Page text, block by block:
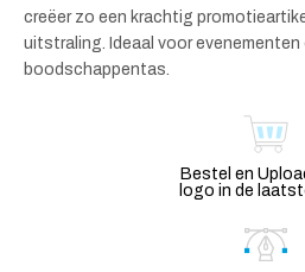
creëer zo een krachtig
uitstraling. Ideaal voor
boodschappentas.
Bestel en
logo in de